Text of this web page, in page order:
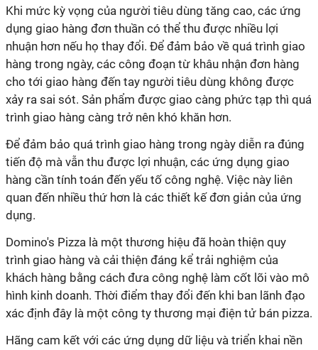
Khi mức kỳ vọng của người tiêu dùng tăng cao, các ứng
dụng giao hàng đơn thuần có thể thu được nhiều lợi
nhuận hơn nếu họ thay đổi. Để đảm bảo về quá trình giao
hàng trong ngày, các công đoạn từ khâu nhận đơn hàng
cho tới giao hàng đến tay người tiêu dùng không được
xảy ra sai sót. Sản phẩm được giao càng phức tạp thì quá
trình giao hàng càng trở nên khó khăn hơn.
Để đảm bảo quá trình giao hàng trong ngày diễn ra đúng
tiến độ mà vẫn thu được lợi nhuận, các ứng dụng giao
hàng cần tính toán đến yếu tố công nghệ. Việc này liên
quan đến nhiều thứ hơn là các thiết kế đơn giản của ứng
dụng.
Domino's Pizza là một thương hiệu đã hoàn thiện quy
trình giao hàng và cải thiện đáng kể trải nghiệm của
khách hàng bằng cách đưa công nghệ làm cốt lõi vào mô
hình kinh doanh. Thời điểm thay đổi đến khi ban lãnh đạo
xác định đây là một công ty thương mại điện tử bán pizza.
Hãng cam kết với các ứng dụng dữ liệu và triển khai nền